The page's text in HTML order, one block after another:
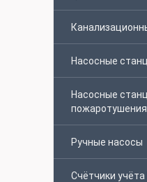
Насосные
Насосные
пожаротушения
Ручные насосы
Счётчики